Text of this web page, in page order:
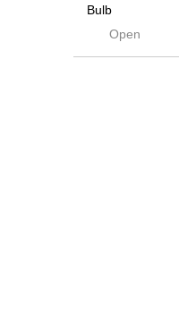
Quartz
RAKU
Bulb
Cactus
Caudex
Open